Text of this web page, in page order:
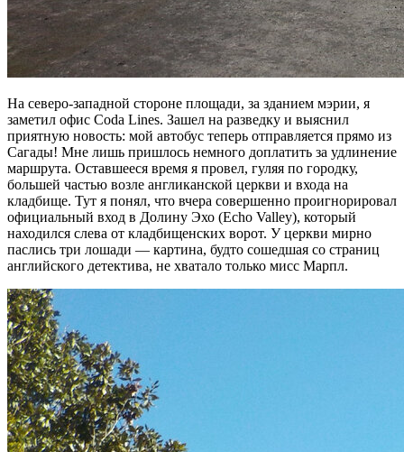
На северо-западной стороне площади, за зданием мэрии, я
заметил офис Coda Lines. Зашел на разведку и выяснил
приятную новость: мой автобус теперь отправляется прямо из
Сагады! Мне лишь пришлось немного доплатить за удлинение
маршрута. Оставшееся время я провел, гуляя по городку,
большей частью возле англиканской церкви и входа на
кладбище. Тут я понял, что вчера совершенно проигнорировал
официальный вход в Долину Эхо (Echo Valley), который
находился слева от кладбищенских ворот. У церкви мирно
паслись три лошади — картина, будто сошедшая со страниц
английского детектива, не хватало только мисс Марпл.